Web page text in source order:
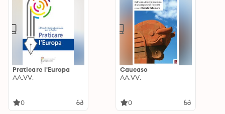
Praticare l'Europa
AA.VV.
0
Caucaso
AA.VV.
0